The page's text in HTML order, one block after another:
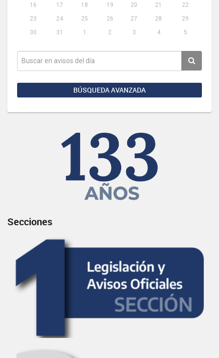
16
17 18 19 20 21
22
23
24 25 26 27 28
29
30
31 1 2 3 4 5
BÚSQUEDA AVANZADA
Secciones